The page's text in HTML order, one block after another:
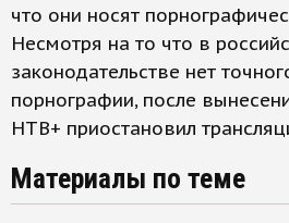
что они носят
Несмотря на то что в
законодательстве нет
порнографии, после
НТВ+ приостановил
Материалы по теме